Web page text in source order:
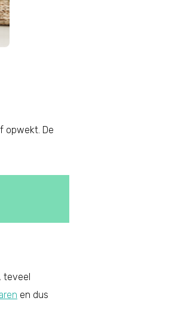
opwekt. De
teveel
en dus